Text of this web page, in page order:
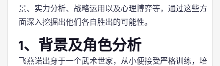
景、实力分析、战略运用以及心理博弈等，通过这些方
面深入挖掘出他们各自胜出的可能性。
1、背景及角色分析
飞燕诺出身于一个武术世家，从小便接受严格训练，培